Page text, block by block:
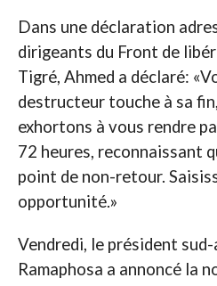
Dans une déclaration
dirigeants du Front de
Tigré, Ahmed a déclaré:
destructeur touche à sa
exhortons à vous rendre
72 heures, reconnaissant
point de non-retour.
opportunité.»
Vendredi, le président
Ramaphosa a annoncé la